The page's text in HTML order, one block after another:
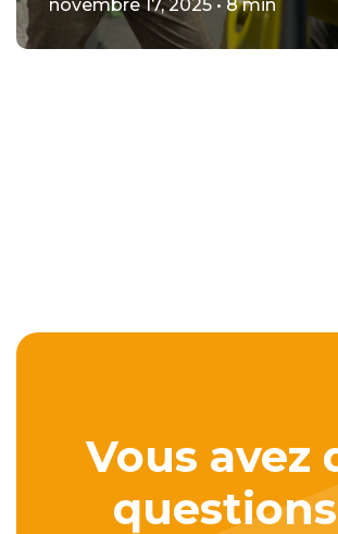
novembre 17, 2025 • 8 min
Vous avez